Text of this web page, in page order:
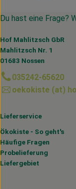
Du hast eine Frage?
Hof Mahlitzsch GbR
Mahlitzsch Nr. 1
01683 Nossen
035242-65620
oekokiste (at)
Lieferservice
Ökokiste - So geht's
Häufige Fragen
Probelieferung
Liefergebiet